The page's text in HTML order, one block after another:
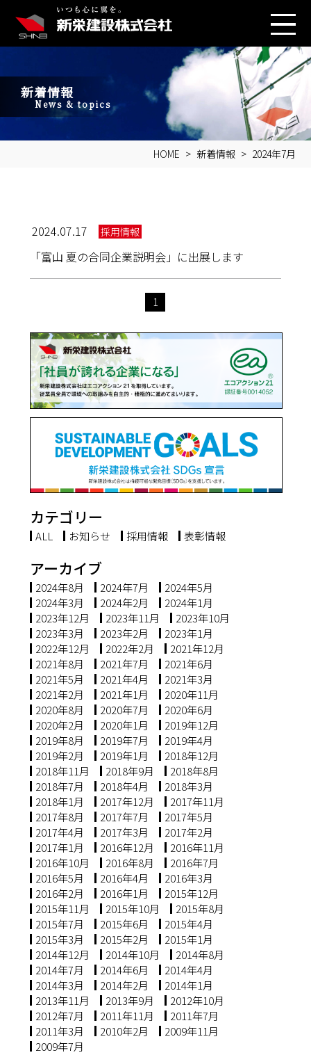
新着情報
News & topics
HOME 新着情報 2024年7月
カテゴリー
ALL お知らせ 採用情報 表彰情報
アーカイブ
2024年8月 2024年7月
2024年5月
2024年3月
2024年2月
2024年1月
2023年12月
2023年11月
2023年10月
2023年3月
2023年2月
2023年1月
2022年12月
2022年2月
2021年12月
2021年8月
2021年7月
2021年6月
2021年5月
2021年4月
2021年3月
2021年2月
2021年1月
2020年11月
2020年8月
2020年7月
2020年6月
2020年2月
2020年1月
2019年12月
2019年8月
2019年7月
2019年4月
2019年2月
2019年1月
2018年12月
2018年11月
2018年9月
2018年8月
2018年7月
2018年4月
2018年3月
2018年1月
2017年12月
2017年11月
2017年8月
2017年7月
2017年5月
2017年4月
2017年3月
2017年2月
2017年1月
2016年12月
2016年11月
2016年10月
2016年8月
2016年7月
2016年5月
2016年4月
2016年3月
2016年2月
2016年1月
2015年12月
2015年11月
2015年10月
2015年8月
2015年7月
2015年6月
2015年4月
2015年3月
2015年2月
2015年1月
2014年12月
2014年10月
2014年8月
2014年7月
2014年6月
2014年4月
2014年3月
2014年2月
2014年1月
2013年11月
2013年9月
2012年10月
2012年7月
2011年11月
2011年7月
2011年3月
2010年2月
2009年11月
2009年7月
2024.07.17 採用情報
「富山 夏の合同企業説明会」に出展します
1